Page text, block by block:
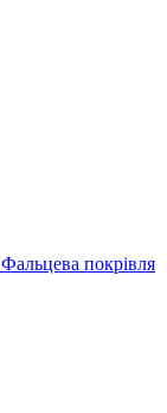
Фальцева покрівля